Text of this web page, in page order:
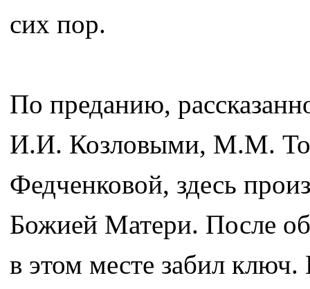
сих пор.
По преданию,
И.И. Козловыми, М.М.
Федченковой, здесь
Божией Матери. После
в этом месте забил